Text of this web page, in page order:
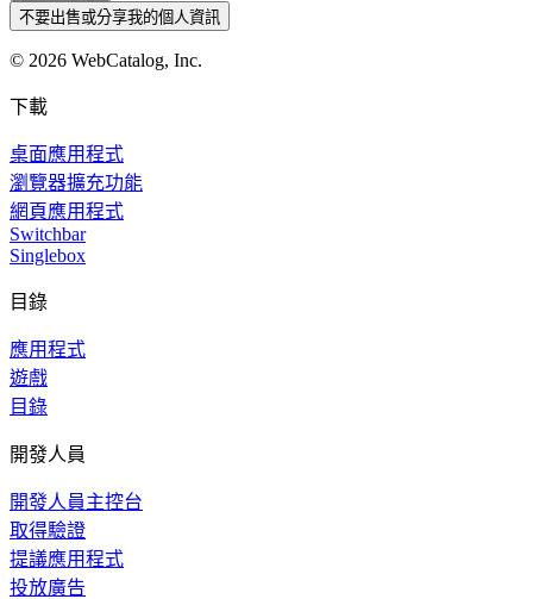
不要出售或分享我的個人資訊
© 2026 WebCatalog, Inc.
下載
桌面應用程式
瀏覽器擴充功能
網頁應用程式
Switchbar
Singlebox
目錄
應用程式
遊戲
目錄
開發人員
開發人員主控台
取得驗證
提議應用程式
投放廣告